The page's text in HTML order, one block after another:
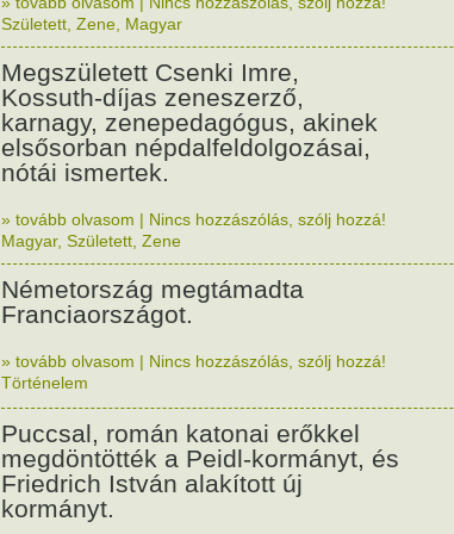
Született Zene Magyar
Megszületett Csenki Imre,
Kossuth-díjas zeneszerző,
karnagy, zenepedagógus, akinek
elsősorban népdalfeldolgozásai,
nótái ismertek.
» tovább olvasom | Nincs hozzászólás, szólj hozzá!
Magyar, Született Zene
Németország megtámadta
Franciaországot.
» tovább olvasom | Nincs hozzászólás, szólj hozzá!
Történelem
Puccsal, román katonai erőkkel
megdöntötték a Peidl-kormányt, és
Friedrich István alakított új
kormányt.